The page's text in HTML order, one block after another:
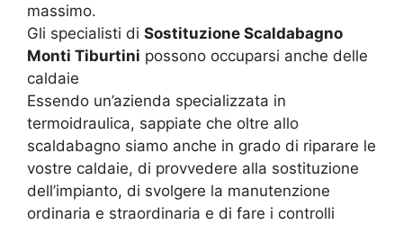
massimo.
Gli specialisti di Sostituzione Scaldabagno
Monti Tiburtini possono occuparsi anche delle
caldaie
Essendo un’azienda specializzata in
termoidraulica, sappiate che oltre allo
scaldabagno siamo anche in grado di riparare le
vostre caldaie, di provvedere alla sostituzione
dell’impianto, di svolgere la manutenzione
ordinaria e straordinaria e di fare i controlli